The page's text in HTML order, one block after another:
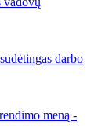
darbo
meną -